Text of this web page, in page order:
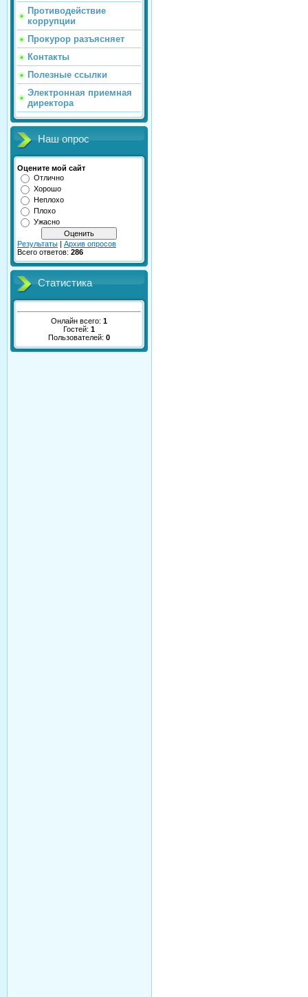
Противодействие
коррупции
Прокурор разъясняет
Контакты
Полезные ссылки
Электронная приемная
директора
Наш опрос
Оцените мой сайт
Отлично
Хорошо
Неплохо
Плохо
Ужасно
Результаты | Архив опросов
Всего ответов: 286
Статистика
Онлайн всего: 1
Гостей: 1
Пользователей: 0